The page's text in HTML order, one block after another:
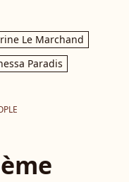
Le Marchand
Paradis